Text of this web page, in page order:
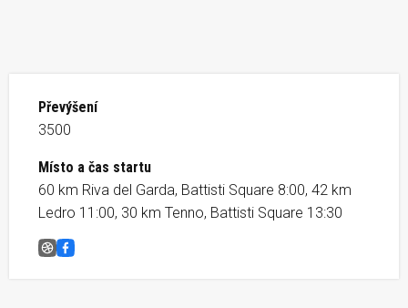
Převýšení
3500
Místo a čas startu
60 km Riva del Garda, Battisti Square 8:00, 42 km
Ledro 11:00, 30 km Tenno, Battisti Square 13:30
Gardo Trentino Trail
Facebook